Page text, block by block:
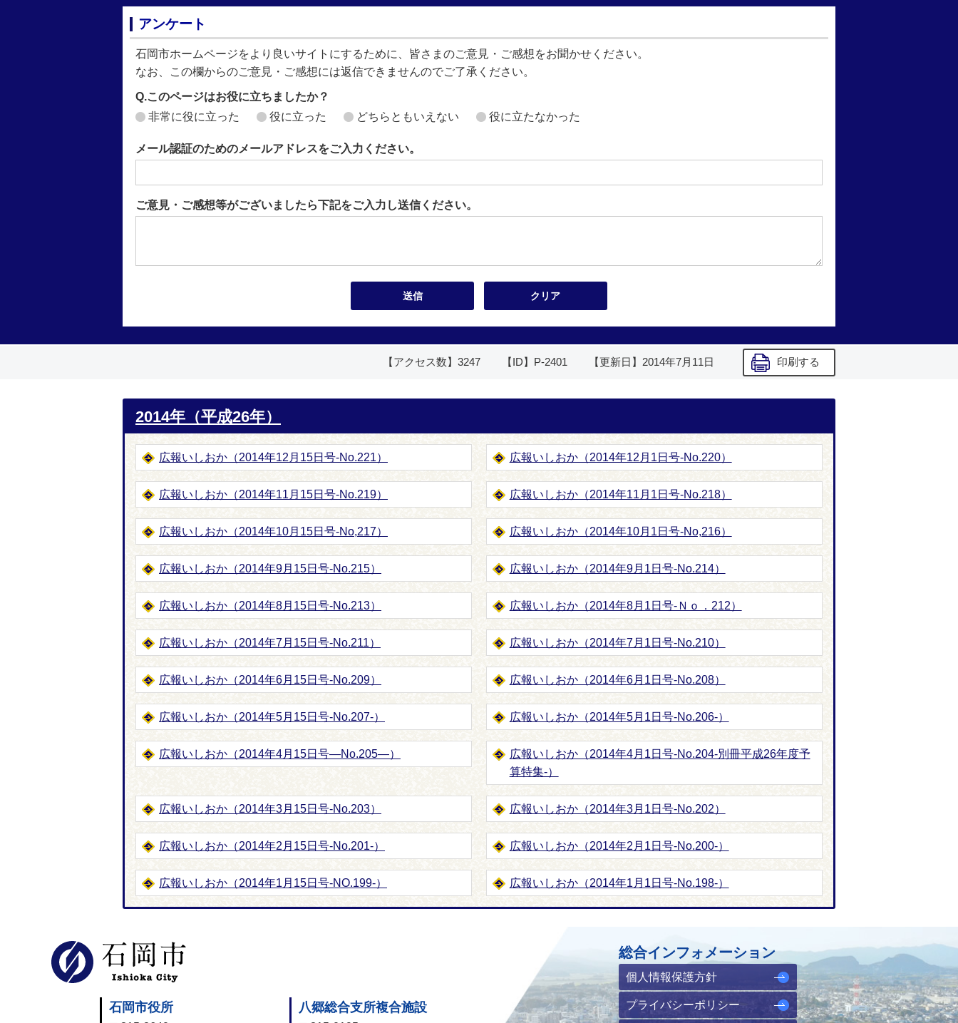
アンケート
石岡市ホームページをより良いサイトにするために、皆さまのご意見・ご感想をお聞かせください。
なお、この欄からのご意見・ご感想には返信できませんのでご了承ください。
Q.このページはお役に立ちましたか？
非常に役に立った
役に立った どちらともいえない 役に立たなかった
メール認証のためのメールアドレスをご入力ください。
ご意見・ご感想等がございましたら下記をご入力し送信ください。
【アクセス数】 3247 【ID】 P-2401 【更新日】 2014年7月11日 印刷する
2014年（平成26年）
広報いしおか（2014年12月15日号-No.221） 広報いしおか（2014年12月1日号-No.220）
広報いしおか（2014年11月15日号-No.219） 広報いしおか（2014年11月1日号-No.218）
広報いしおか（2014年10月15日号-No,217） 広報いしおか（2014年10月1日号-No,216）
広報いしおか（2014年9月15日号-No.215） 広報いしおか（2014年9月1日号-No.214）
広報いしおか（2014年8月15日号‐No.213） 広報いしおか（2014年8月1日号‐Ｎｏ．212）
広報いしおか（2014年7月15日号-No.211） 広報いしおか（2014年7月1日号-No.210）
広報いしおか（2014年6月15日号-No.209） 広報いしおか（2014年6月1日号-No.208）
広報いしおか（2014年5月15日号-No.207-） 広報いしおか（2014年5月1日号-No.206-）
広報いしおか（2014年4月15日号―No.205―）
広報いしおか（2014年4月1日号-No.204-別冊平成26年度予
算特集‐）
広報いしおか（2014年3月15日号-No.203） 広報いしおか（2014年3月1日号-No.202）
広報いしおか（2014年2月15日号-No.201-） 広報いしおか（2014年2月1日号-No.200-）
広報いしおか（2014年1月15日号-NO.199-） 広報いしおか（2014年1月1日号-No.198-）
石岡市役所 八郷総合支所複合施設
総合インフォメーション
個人情報保護方針
プライバシーポリシー